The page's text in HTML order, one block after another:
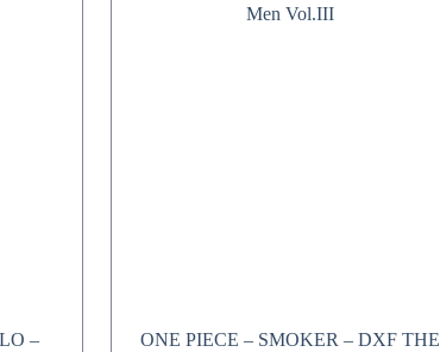
–
ONE PIECE – SMOKER – DXF THE